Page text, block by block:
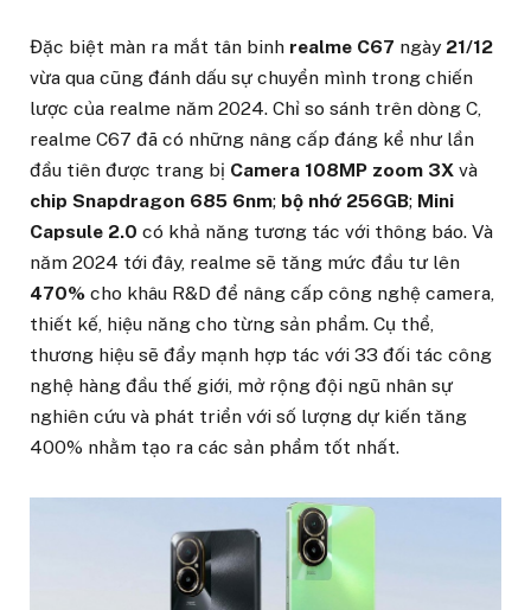
Đặc biệt màn ra mắt tân binh realme C67 ngày 21/12
vừa qua cũng đánh dấu sự chuyển mình trong chiến
lược của realme năm 2024. Chỉ so sánh trên dòng C,
realme C67 đã có những nâng cấp đáng kể như lần
đầu tiên được trang bị Camera 108MP zoom 3X và
chip Snapdragon 685 6nm; bộ nhớ 256GB; Mini
Capsule 2.0 có khả năng tương tác với thông báo. Và
năm 2024 tới đây, realme sẽ tăng mức đầu tư lên
470% cho khâu R&D để nâng cấp công nghệ camera,
thiết kế, hiệu năng cho từng sản phẩm. Cụ thể,
thương hiệu sẽ đẩy mạnh hợp tác với 33 đối tác công
nghệ hàng đầu thế giới, mở rộng đội ngũ nhân sự
nghiên cứu và phát triển với số lượng dự kiến tăng
400% nhằm tạo ra các sản phẩm tốt nhất.